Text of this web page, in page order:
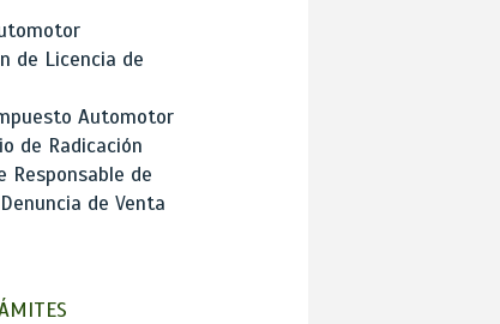
de Licencia de
Automotor
de Radicación
Responsable de
de Venta